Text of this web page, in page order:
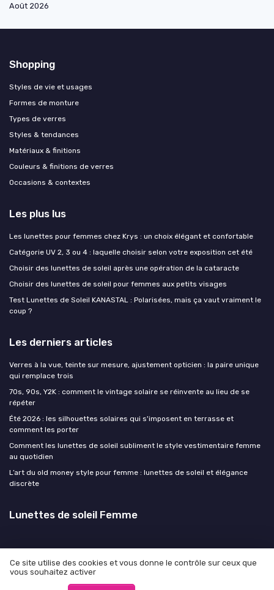
Août 2026
Shopping
Styles de vie et usages
Formes de monture
Types de verres
Styles & tendances
Matériaux & finitions
Couleurs & finitions de verres
Occasions & contextes
Les plus lus
Les lunettes pour femmes chez Krys : un choix élégant et confortable
Catégorie UV 2, 3 ou 4 : laquelle choisir selon votre exposition cet été
Choisir des lunettes de soleil après une opération de la cataracte
Choisir des lunettes de soleil pour femmes aux petits visages
Test Lunettes de Soleil KANASTAL : Polarisées, mais ça vaut vraiment le
coup ?
Les derniers articles
Verres à la vue, teinte sur mesure, ajustement opticien : la paire unique
qui remplace trois
70s, 90s, Y2K : comment le vintage solaire se réinvente au lieu de se
répéter
Été 2026 : les silhouettes solaires qui s'imposent en terrasse et
comment les porter
Comment les lunettes de soleil subliment le style vestimentaire femme
au quotidien
L’art du old money style pour femme : lunettes de soleil et élégance
discrète
Lunettes de soleil Femme
Mentions légales
Ce site utilise des cookies et vous donne le contrôle sur ceux que
vous souhaitez activer